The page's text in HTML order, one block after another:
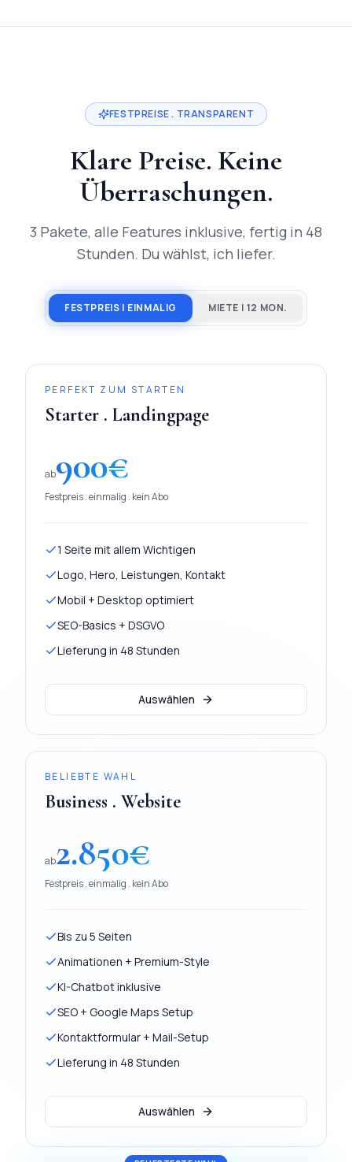
FESTPREISE . TRANSPARENT
Klare Preise. Keine
Überraschungen.
3 Pakete, alle Features inklusive, fertig in 48
Stunden. Du wählst, ich liefer.
FESTPREIS | EINMALIG MIETE | 12 MON.
PERFEKT ZUM STARTEN
Starter . Landingpage
ab900€
Festpreis . einmalig . kein Abo
1 Seite mit allem Wichtigen
Logo, Hero, Leistungen, Kontakt
Mobil + Desktop optimiert
SEO-Basics + DSGVO
Lieferung in 48 Stunden
Auswählen
BELIEBTE WAHL
Business . Website
ab2.850€
Festpreis . einmalig . kein Abo
Bis zu 5 Seiten
Animationen + Premium-Style
KI-Chatbot inklusive
SEO + Google Maps Setup
Kontaktformular + Mail-Setup
Lieferung in 48 Stunden
Auswählen